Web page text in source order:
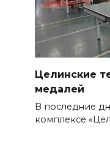
Целинские
медалей
В последние
комплексе